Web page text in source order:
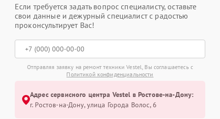
Если требуется задать вопрос специалисту, оставьте
свои данные и дежурный специалист с радостью
проконсультирует Вас!
Отправляя заявку на ремонт техники Vestel, Вы соглашаетесь с
Политикой конфиденциальности
Адрес сервисного центра Vestel в Ростове-на-Дону:
г. Ростов-на-Дону, улица Города Волос, 6